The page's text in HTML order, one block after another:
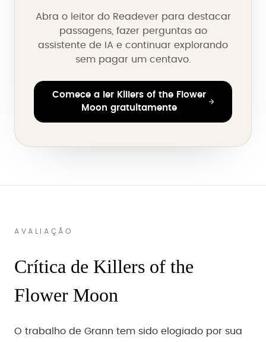
Abra o leitor do Readever para destacar
passagens, fazer perguntas ao
assistente de IA e continuar explorando
sem pagar um centavo.
Comece a ler Killers of the Flower
Moon gratuitamente
AVALIAÇÃO
Crítica de Killers of the
Flower Moon
O trabalho de Grann tem sido elogiado por sua